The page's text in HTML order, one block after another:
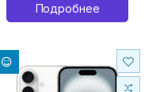
Подробнее